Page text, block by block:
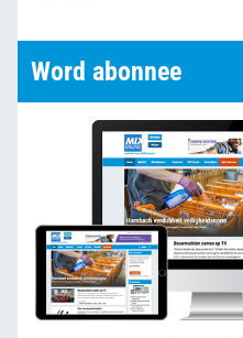
Word abonnee